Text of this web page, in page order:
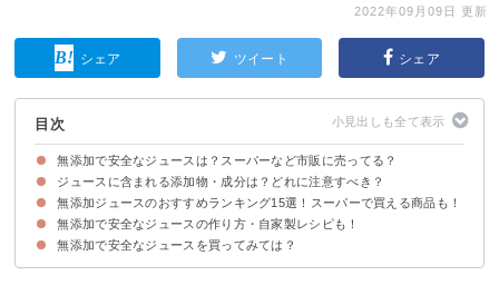
2022年09月09日 更新
シェア ツイート シェア
目次
無添加で安全なジュースは？スーパーなど市販に売ってる？
ジュースに含まれる添加物・成分は？どれに注意すべき？
添加物①調味料（アミノ酸）
添加物②アセスルファムK
添加物③果糖ぶどう糖液糖
添加物④スクラロース
無添加ジュースのおすすめランキング15選！スーパーで買える商品も！
15位：ブラッドオレンジジュース｜神戸物産
14位：トロピカーナ ピュアプレミアムオレンジ｜キリン
13位：我が家のこだわりりんごジュース｜野田りんご園
12位：GREENSシリーズ｜カゴメ
11位：有機ざくろ100％ジュース｜ベン・オーガニック
10位：国産ふじりんご100｜ナガノトマト
9位：ストレートジュース｜銀座千疋屋
8位：国産有機野菜ジュース｜ヒカリ
7位：POM 国産果実野菜ジュース｜えひめ飲料
6位：紫蘇ジュース｜九州アスリート食品
5位：ワイナリーこだわりのグレープジュース｜アルプス
4位：ワイルド オレンジジュース｜ワイルド
3位：無添加野菜31種の野菜100％｜キリン小岩井
2位：無添加野菜 48種の濃い野菜100％｜キリン
1位：つぶより野菜｜カゴメ
無添加で安全なジュースの作り方・自家製レシピも！
材料
作り方・手順
無添加で安全なジュースを買ってみては？